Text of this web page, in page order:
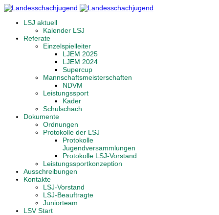
LSJ aktuell
Kalender LSJ
Referate
Einzelspielleiter
LJEM 2025
LJEM 2024
Supercup
Mannschaftsmeisterschaften
NDVM
Leistungssport
Kader
Schulschach
Dokumente
Ordnungen
Protokolle der LSJ
Protokolle
Jugendversammlungen
Protokolle LSJ-Vorstand
Leistungssportkonzeption
Ausschreibungen
Kontakte
LSJ-Vorstand
LSJ-Beauftragte
Juniorteam
LSV Start